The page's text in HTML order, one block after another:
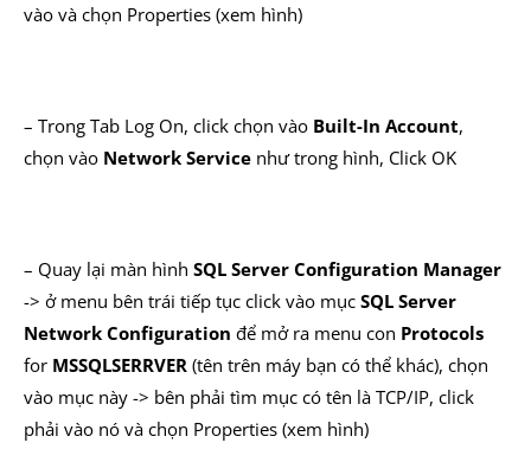
vào và chọn Properties (xem hình)
– Trong Tab Log On, click chọn vào Built-In Account,
chọn vào Network Service như trong hình, Click OK
– Quay lại màn hình SQL Server Configuration Manager
-> ở menu bên trái tiếp tục click vào mục SQL Server
Network Configuration để mở ra menu con Protocols
for MSSQLSERRVER (tên trên máy bạn có thể khác), chọn
vào mục này -> bên phải tìm mục có tên là TCP/IP, click
phải vào nó và chọn Properties (xem hình)